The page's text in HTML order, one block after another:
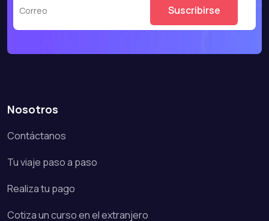
Nosotros
Contáctanos
Tu viaje paso a paso
Realiza tu pago
Cotiza un curso en el extranjero